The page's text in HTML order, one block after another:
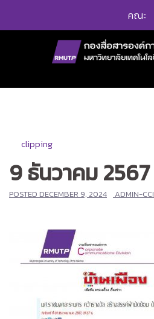
คณะ
clipping
9 ธันวาคม 2567
POSTED DECEMBER 9, 2024 ADMIN-CCI